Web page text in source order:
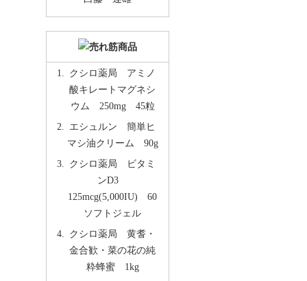
クシロ薬局 アミノ
酸キレートマグネシ
ウム 250mg 45粒
エシュルン 簡単ヒ
マシ油クリーム 90g
クシロ薬局 ビタミ
ンD3
125mcg(5,000IU) 60
ソフトジェル
クシロ薬局 黄耆・
金合歓・菜の花の純
粋蜂蜜 1kg